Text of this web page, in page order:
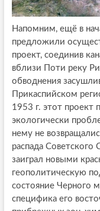
Напомним, ещё в
предложили
проект, соединив
вблизи Поти реку
обводнения
Прикаспийском
1953 г. этот проект
экологически
нему не
распада Советского
заиграл новыми
геополитическую
состояние Черного
специфика его